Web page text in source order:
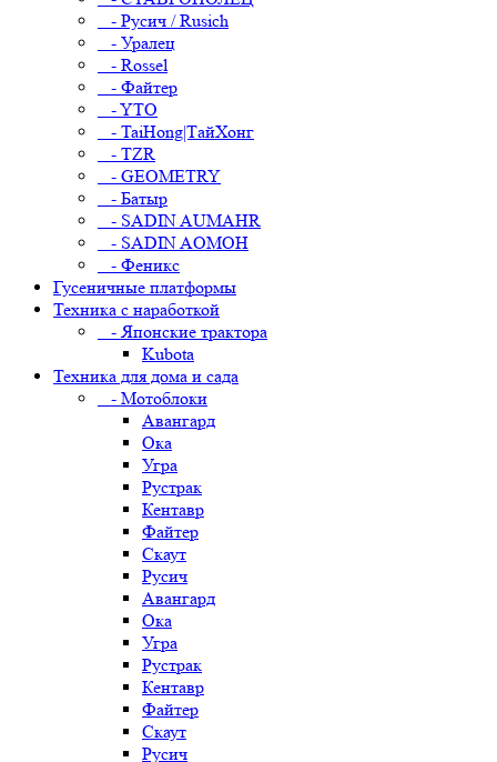
- Русич / Rusich
- Уралец
- Rossel
- Файтер
- YTO
- TaiHong|ТайХонг
- TZR
- GEOMETRY
- Батыр
- SADIN AUMAHR
- SADIN AOMOH
- Феникс
Гусеничные платформы
Техника с наработкой
- Японские трактора
Kubota
Техника для дома и сада
- Мотоблоки
Авангард
Ока
Угра
Рустрак
Кентавр
Файтер
Скаут
Русич
Авангард
Ока
Угра
Рустрак
Кентавр
Файтер
Скаут
Русич